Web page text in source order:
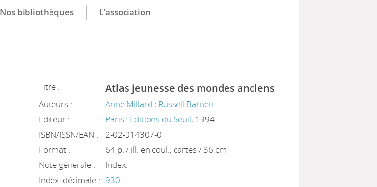
Nos bibliothèques L'association
Titre : Atlas jeunesse des mondes anciens
Auteurs : Anne Millard ; Russell Barnett
Editeur :
Paris : Editions du Seuil, 1994
ISBN/ISSN/EAN :
2-02-014307-0
Format :
64 p. / ill. en coul., cartes / 36 cm
Note générale :
Index.
Index. décimale : 930